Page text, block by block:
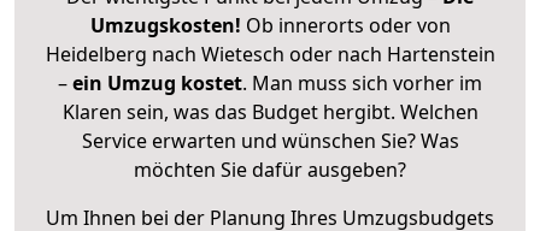
Umzugskosten! Ob innerorts oder von
Heidelberg nach Wietesch oder nach Hartenstein
–ein Umzug kostet. Man muss sich vorher im
Klaren sein, was das Budget hergibt. Welchen
Service erwarten und wünschen Sie? Was
möchten Sie dafür ausgeben?
Um Ihnen bei der Planung Ihres Umzugsbudgets